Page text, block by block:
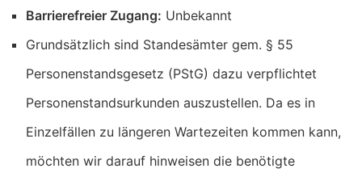
Barrierefreier Zugang: Unbekannt
Grundsätzlich sind Standesämter gem. § 55
Personenstandsgesetz (PStG) dazu verpflichtet
Personenstandsurkunden auszustellen. Da es in
Einzelfällen zu längeren Wartezeiten kommen kann,
möchten wir darauf hinweisen die benötigte